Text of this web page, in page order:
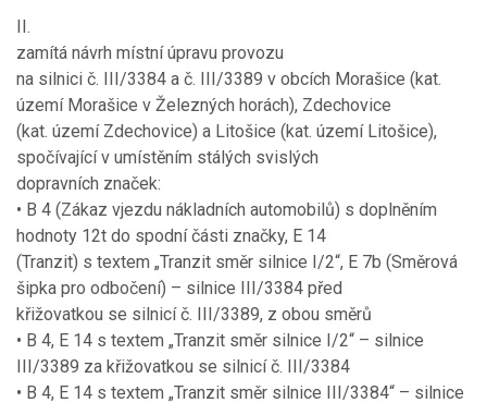
II.
zamítá návrh místní úpravu provozu
na silnici č. III/3384 a č. III/3389 v obcích Morašice (kat.
území Morašice v Železných horách), Zdechovice
(kat. území Zdechovice) a Litošice (kat. území Litošice),
spočívající v umístěním stálých svislých
dopravních značek:
• B 4 (Zákaz vjezdu nákladních automobilů) s doplněním
hodnoty 12t do spodní části značky, E 14
(Tranzit) s textem „Tranzit směr silnice I/2“, E 7b (Směrová
šipka pro odbočení) – silnice III/3384 před
křižovatkou se silnicí č. III/3389, z obou směrů
• B 4, E 14 s textem „Tranzit směr silnice I/2“ – silnice
III/3389 za křižovatkou se silnicí č. III/3384
• B 4, E 14 s textem „Tranzit směr silnice III/3384“ – silnice